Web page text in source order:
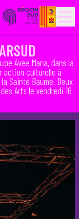
Avee Mana, dans la
action culturelle à
Sainte Baume. Deux
Arts le vendredi 16